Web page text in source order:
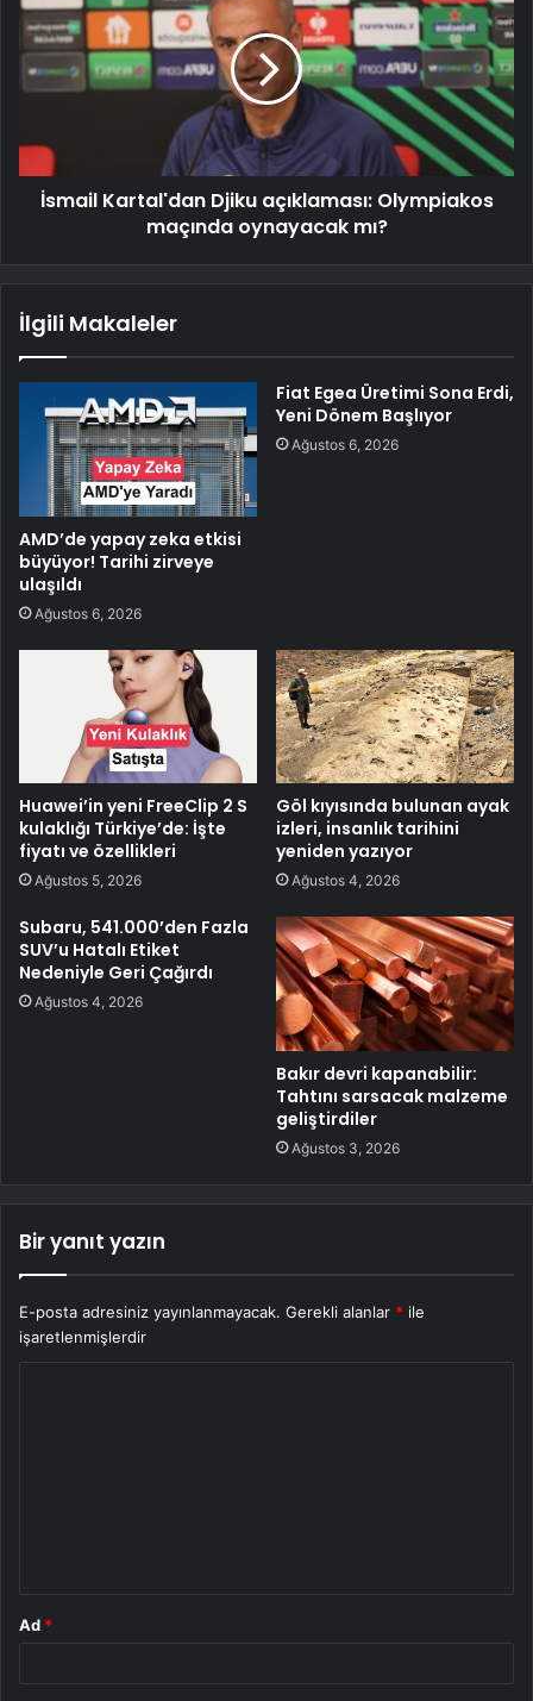
İsmail Kartal'dan Djiku açıklaması: Olympiakos
maçında oynayacak mı?
İlgili Makaleler
AMD’de yapay zeka etkisi
büyüyor! Tarihi zirveye
ulaşıldı
Ağustos 6, 2026
Fiat Egea Üretimi Sona Erdi,
Yeni Dönem Başlıyor
Ağustos 6, 2026
Huawei’in yeni FreeClip 2 S
kulaklığı Türkiye’de: İşte
fiyatı ve özellikleri
Ağustos 5, 2026
Göl kıyısında bulunan ayak
izleri, insanlık tarihini
yeniden yazıyor
Ağustos 4, 2026
Subaru, 541.000’den Fazla
SUV’u Hatalı Etiket
Nedeniyle Geri Çağırdı
Ağustos 4, 2026
Bakır devri kapanabilir:
Tahtını sarsacak malzeme
geliştirdiler
Ağustos 3, 2026
Bir yanıt yazın
E-posta adresiniz yayınlanmayacak. Gerekli alanlar * ile
işaretlenmişlerdir
Ad *